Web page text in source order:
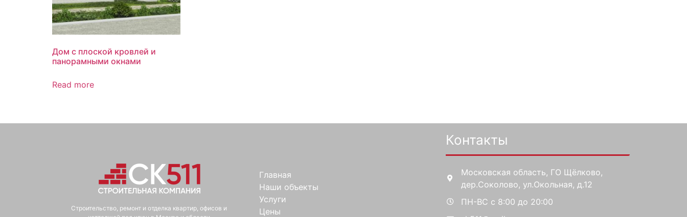
Дом с плоской кровлей и
панорамными окнами
Read more
Строительство, ремонт и отделка квартир, офисов и
Главная
Наши объекты
Услуги
Цены
Контакты
Московская область, ГО Щёлково,
дер.Соколово, ул.Окольная, д.12
ПН-ВС с 8:00 до 20:00